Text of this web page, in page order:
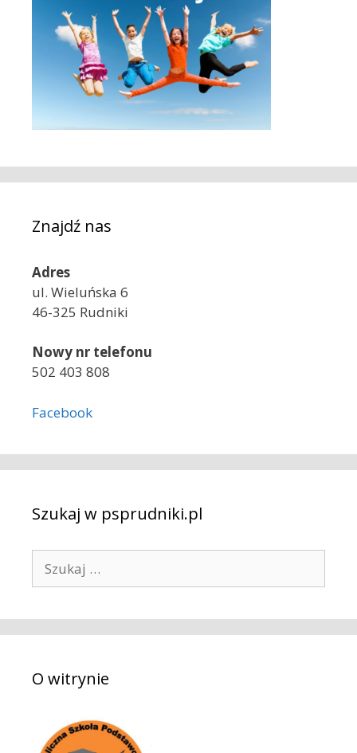
Znajdź nas
Adres
ul. Wieluńska 6
46-325 Rudniki
Nowy nr telefonu
502 403 808
Facebook
Szukaj w psprudniki.pl
k
a
:O witrynie